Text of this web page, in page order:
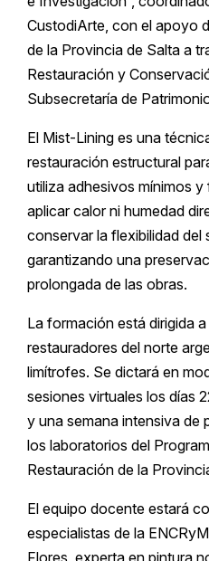
CustodiArte, con el apoyo
de la Provincia de Salta a
Restauración y
Subsecretaría de
El Mist-Lining es una
restauración estructural
utiliza adhesivos mínimos
aplicar calor ni humedad
conservar la flexibilidad del
garantizando una
prolongada de las obras.
La formación está dirigida
restauradores del norte
limítrofes. Se dictará en
sesiones virtuales los días
y una semana intensiva de
los laboratorios del
Restauración de la
El equipo docente estará
especialistas de la
Flores, experta en pintura